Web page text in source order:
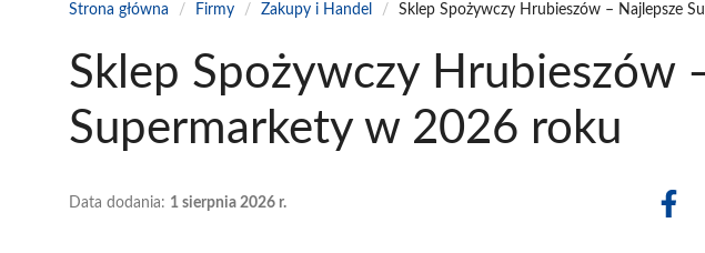
Strona główna / Firmy / Zakupy i Handel / Sklep Spożywczy Hrubieszów – Najlepsze
Sklep Spożywczy Hrubieszów
Supermarkety w 2026 roku
Data dodania: 1 sierpnia 2026 r.
Share